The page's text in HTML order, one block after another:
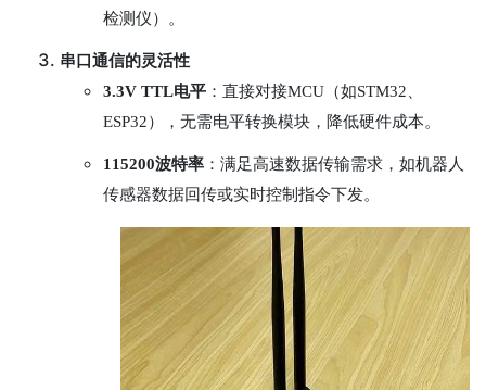
检测仪）。
串口通信的灵活性
3.3V TTL电平 ：直接对接MCU（如STM32、
ESP32），无需电平转换模块，降低硬件成本。
115200波特率 ：满足高速数据传输需求，如机器人
传感器数据回传或实时控制指令下发。